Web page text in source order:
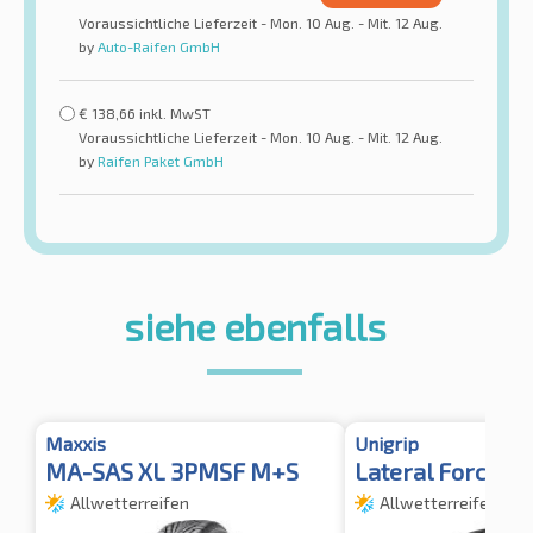
Voraussichtliche Lieferzeit - Mon. 10 Aug. - Mit. 12 Aug.
by Auto-Raifen GmbH
€ 138,66 inkl. MwST
Voraussichtliche Lieferzeit - Mon. 10 Aug. - Mit. 12 Aug.
by Raifen Paket GmbH
siehe ebenfalls
Maxxis
MA-SAS XL 3PMSF M+S
Allwetterreifen
Unigrip
Lateral Force
Allwetterreifen